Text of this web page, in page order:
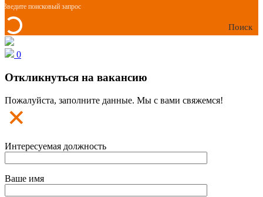
Поиск
0
Откликнуться на вакансию
Пожалуйста, заполните данные. Мы с вами свяжемся!
Интересуемая должность
Ваше имя